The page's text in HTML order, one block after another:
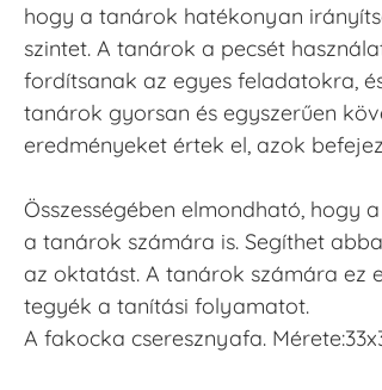
hogy a tanárok hatékonyan
szintet. A tanárok a pecsét
fordítsanak az egyes feladatokra,
tanárok gyorsan és egyszerűen
eredményeket értek el, azok
Összességében elmondható, hogy
a tanárok számára is. Segíthet
az oktatást. A tanárok számára ez
tegyék a tanítási folyamatot.
A fakocka cseresznyafa.